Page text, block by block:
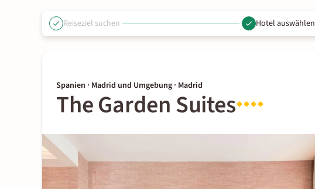
Reiseziel suchen Hotel auswählen
Spanien · Madrid und Umgebung · Madrid
The Garden Suites